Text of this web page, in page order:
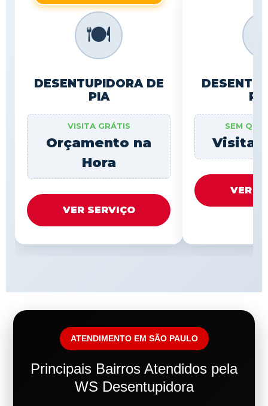
🍽️
DESENTUPIDORA DE
PIA
VISITA GRÁTIS
Orçamento na
Hora
VER SERVIÇO
SEM
Visita
VER
ATENDIMENTO EM SÃO PAULO
Principais Bairros Atendidos pela
WS Desentupidora